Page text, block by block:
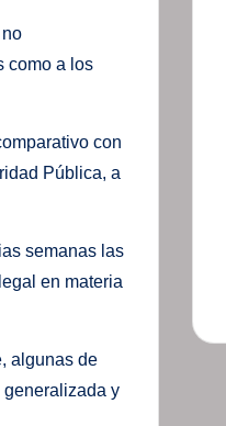
como a los
con
Pública, a
semanas las
en materia
algunas de
generalizada y